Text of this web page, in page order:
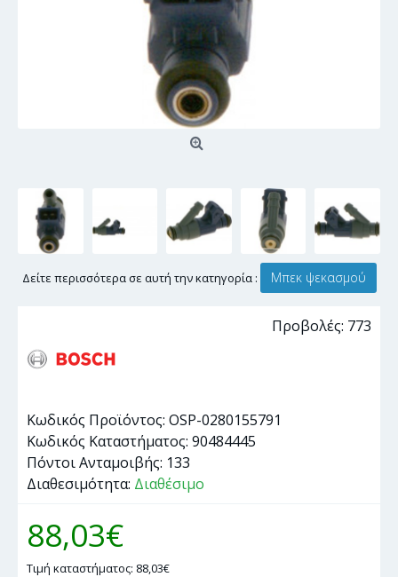
Δείτε περισσότερα σε αυτή την κατηγορία : Μπεκ ψεκασμού
Προβολές: 773
Κωδικός Προϊόντος: OSP-0280155791
Κωδικός Καταστήματος: 90484445
Πόντοι Ανταμοιβής: 133
Διαθεσιμότητα: Διαθέσιμο
88,03€
Τιμή καταστήματος: 88,03€